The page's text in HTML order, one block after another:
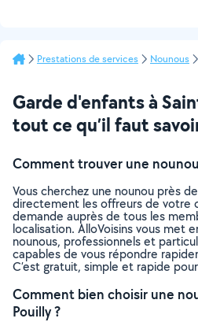
Prestations de services Nounous
Garde d'enfants à
tout ce qu’il faut
Comment trouver une
Vous cherchez une nounou près
directement les offreurs de votre
demande auprès de tous les
localisation. AlloVoisins vous met
nounous, professionnels et
capables de vous répondre
C’est gratuit, simple et rapide
Comment bien choisir une
Pouilly ?